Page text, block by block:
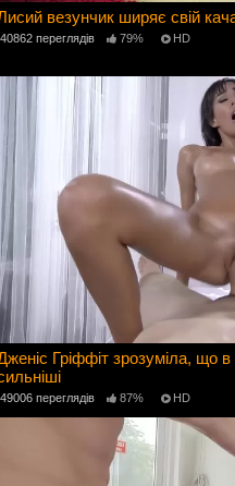
везунчик ширяє свій
40862 переглядів 79% HD
Гріффіт зрозуміла, що
49006 переглядів 87% HD